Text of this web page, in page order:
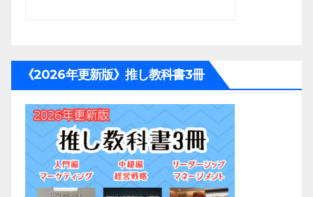
《2026年更新版》推し教科書3冊